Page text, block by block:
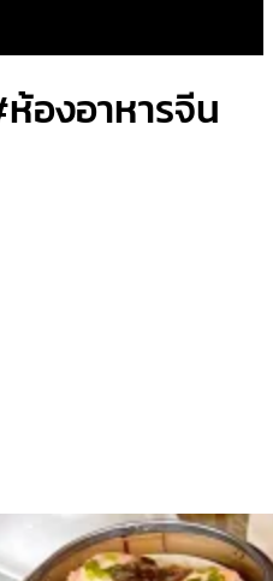
องอาหารจีน